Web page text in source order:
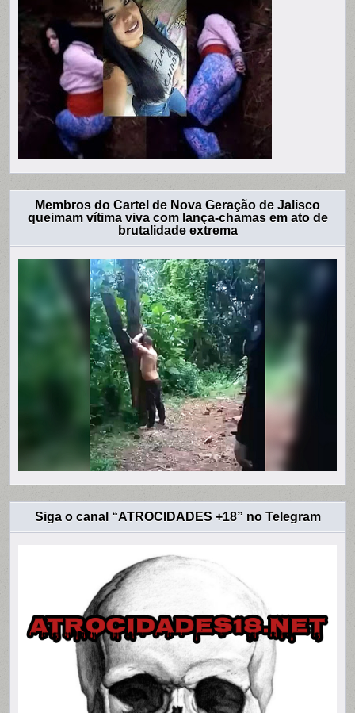
Membros do Cartel de Nova Geração de Jalisco
queimam vítima viva com lança-chamas em ato de
brutalidade extrema
Siga o canal “ATROCIDADES +18” no Telegram